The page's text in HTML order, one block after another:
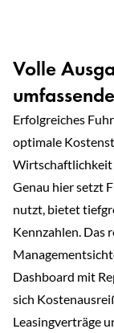
Volle
Erfolgreiches
optimale
Genau hier setzt
nutzt, bietet
Kennzahlen. Das
Dashboard mit
sich
Leasingverträge